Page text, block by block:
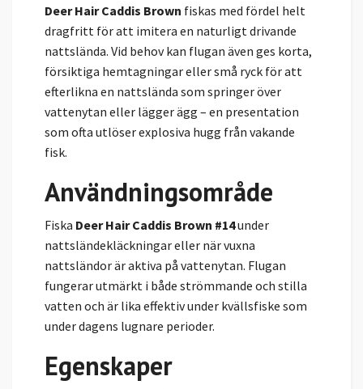
Deer Hair Caddis Brown fiskas med fördel helt
dragfritt för att imitera en naturligt drivande
nattslända. Vid behov kan flugan även ges korta,
försiktiga hemtagningar eller små ryck för att
efterlikna en nattslända som springer över
vattenytan eller lägger ägg – en presentation
som ofta utlöser explosiva hugg från vakande
fisk.
Användningsområde
Fiska Deer Hair Caddis Brown #14under
nattsländekläckningar eller när vuxna
nattsländor är aktiva på vattenytan. Flugan
fungerar utmärkt i både strömmande och stilla
vatten och är lika effektiv under kvällsfiske som
under dagens lugnare perioder.
Egenskaper